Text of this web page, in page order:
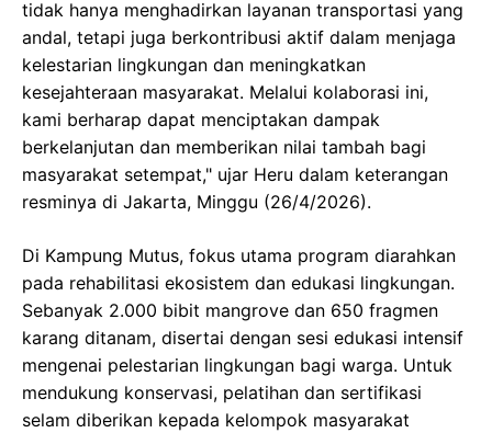
tidak hanya menghadirkan layanan transportasi yang
andal, tetapi juga berkontribusi aktif dalam menjaga
kelestarian lingkungan dan meningkatkan
kesejahteraan masyarakat. Melalui kolaborasi ini,
kami berharap dapat menciptakan dampak
berkelanjutan dan memberikan nilai tambah bagi
masyarakat setempat," ujar Heru dalam keterangan
resminya di Jakarta, Minggu (26/4/2026).
Di Kampung Mutus, fokus utama program diarahkan
pada rehabilitasi ekosistem dan edukasi lingkungan.
Sebanyak 2.000 bibit mangrove dan 650 fragmen
karang ditanam, disertai dengan sesi edukasi intensif
mengenai pelestarian lingkungan bagi warga. Untuk
mendukung konservasi, pelatihan dan sertifikasi
selam diberikan kepada kelompok masyarakat